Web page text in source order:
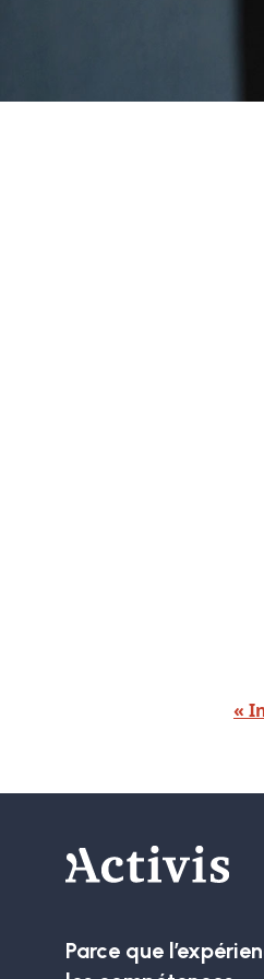
«
Parce que